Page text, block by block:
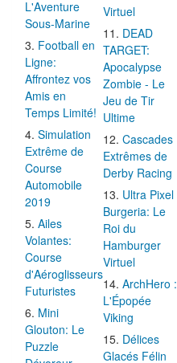
L'Aventure
Sous-Marine
Football en
Ligne:
Affrontez vos
Amis en
Temps Limité!
Simulation
Extrême de
Course
Automobile
2019
Ailes
Volantes:
Course
d'Aéroglisseurs
Futuristes
Mini
Glouton: Le
Puzzle
Virtuel
DEAD
TARGET:
Apocalypse
Zombie - Le
Jeu de Tir
Ultime
Cascades
Extrêmes de
Derby Racing
Ultra Pixel
Burgeria: Le
Roi du
Hamburger
Virtuel
ArchHero :
L'Épopée
Viking
Délices
Glacés Félin